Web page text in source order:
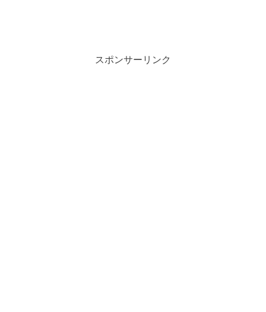
スポンサーリンク